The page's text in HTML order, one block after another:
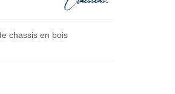
chassis en bois